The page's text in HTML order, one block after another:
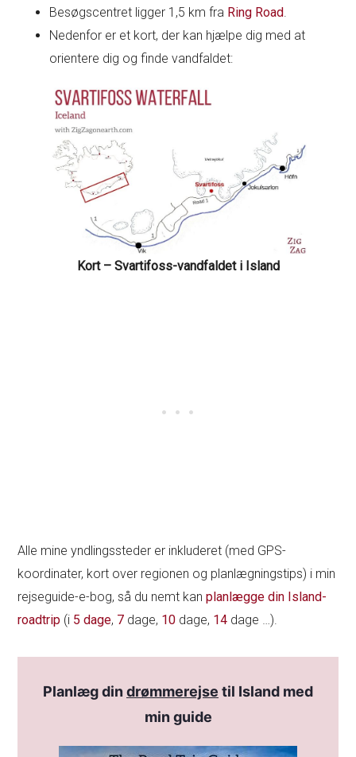
Besøgscentret ligger 1,5 km fra Ring Road.
Nedenfor er et kort, der kan hjælpe dig med at
orientere dig og finde vandfaldet:
Kort – Svartifoss-vandfaldet i Island
Alle mine yndlingssteder er inkluderet (med GPS-
koordinater, kort over regionen og planlægningstips) i min
rejseguide-e-bog, så du nemt kanplanlægge din Island-
roadtrip (i 5 dage, 7 dage, 10 dage, 14 dage …).
Planlæg dindrømmerejse til Island med
min guide